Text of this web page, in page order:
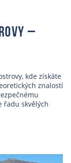
–
kde získáte
znalostí
řadu skvělých